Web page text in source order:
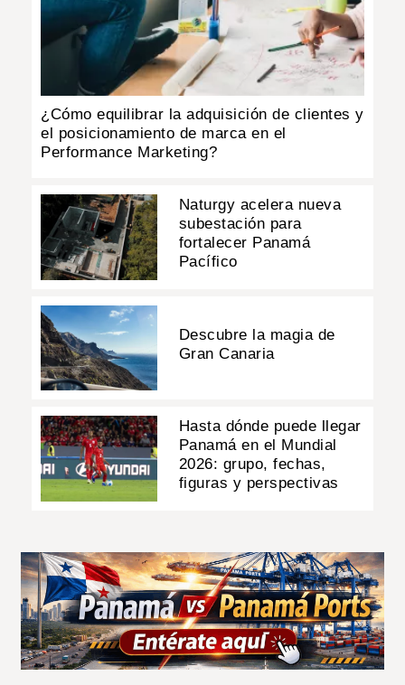
¿Cómo equilibrar la adquisición de clientes y
el posicionamiento de marca en el
Performance Marketing?
Naturgy acelera nueva
subestación para
fortalecer Panamá
Pacífico
Descubre la magia de
Gran Canaria
Hasta dónde puede llegar
Panamá en el Mundial
2026: grupo, fechas,
figuras y perspectivas